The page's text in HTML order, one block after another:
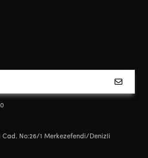
Cad. No:26/1 Merkezefendi/Denizli